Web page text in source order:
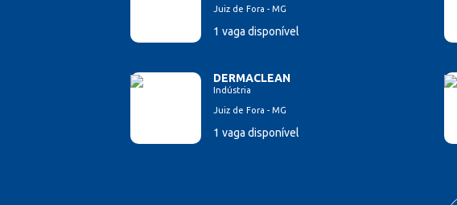
Juiz de Fora - MG
1 vaga disponível
DERMACLEAN
Indústria
Juiz de Fora - MG
1 vaga disponível